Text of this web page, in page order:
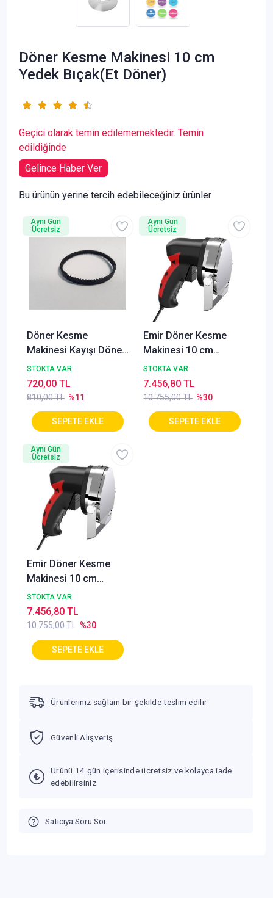
Döner Kesme Makinesi 10 cm
Yedek Bıçak(Et Döner)
Geçici olarak temin edilememektedir. Temin
edildiğinde
Gelince Haber Ver
Bu ürünün yerine tercih edebileceğiniz ürünler
Döner Kesme
Makinesi Kayışı Döner
Kesme Makinası
Yedek Kayış 213-3M
STOKTA VAR
810,00 TL %11
720,00 TL
Aynı Gün
Ücretsiz
Emir Döner Kesme
Makinesi 10 cm
+Yedek Bıçak
STOKTA VAR
10.755,00 TL %30
7.456,80 TL
Aynı Gün
Ücretsiz
Emir Döner Kesme
Makinesi 10 cm
+Yedek Bıçaklı
STOKTA VAR
10.755,00 TL %30
7.456,80 TL
Aynı Gün
Ücretsiz
Ürünleriniz sağlam bir şekilde teslim edilir
Güvenli Alışveriş
Ürünü 14 gün içerisinde ücretsiz ve kolayca iade
edebilirsiniz.
Satıcıya Soru Sor